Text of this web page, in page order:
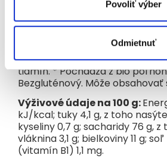
Povoliť výber
Odmietnuť
Výživa vhodná pre osobitné
inak. Tato pšenová kaša je
organicky vyrábaných surovín.
Zloženie:Celozrnná pšenová
tiamín. * Pochádza z bio
Bezgluténový. Môže
Výživové údaje na 100 g:
kJ/kcal; tuky 4,1 g, z toho
kyseliny 0,7 g; sacharidy 76 g, z
vláknina 3,1 g; bielkoviny 11 g;
(vitamín B1) 1,1 mg.